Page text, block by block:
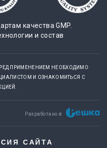
качества GMP.
и состав
ПРИМЕНЕНИЕМ НЕОБХОДИМО
И ОЗНАКОМИТЬСЯ С
Разработано в
САЙТА